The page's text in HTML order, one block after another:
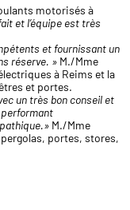
motorisés à
et l’équipe est très
et fournissant un
réserve. »M./Mme
à Reims et la
et portes.
un très bon conseil et
M./Mme
portes, stores,